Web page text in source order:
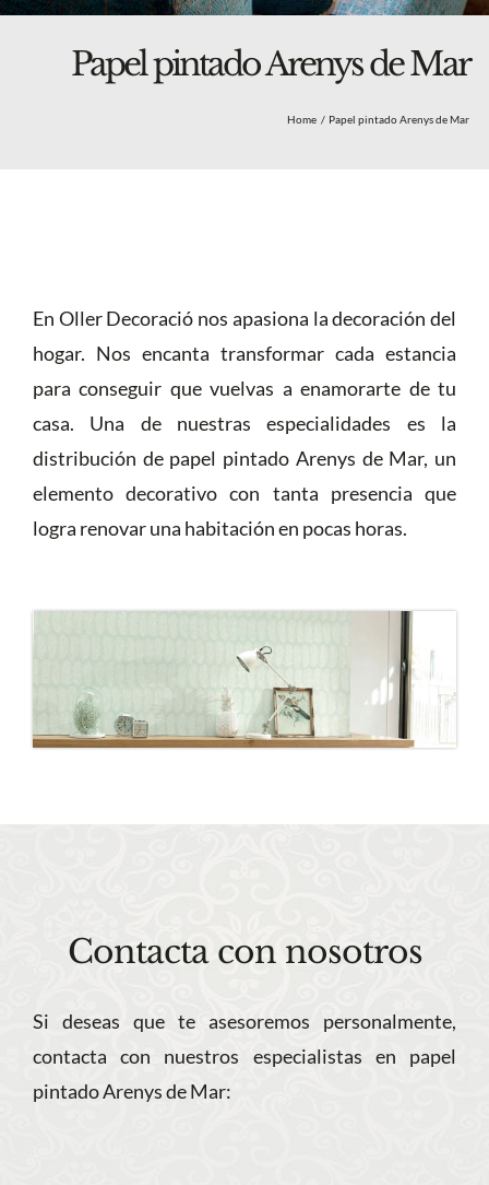
NosotrosPapel pintado Arenys de Mar
Home Papel pintado Arenys de Mar
En Oller Decoració nos apasiona la decoración del
hogar. Nos encanta transformar cada estancia
para conseguir que vuelvas a enamorarte de tu
casa. Una de nuestras especialidades es la
distribución de papel pintado Arenys de Mar, un
elemento decorativo con tanta presencia que
logra renovar una habitación en pocas horas.
Contacta con nosotros
Si deseas que te asesoremos personalmente,
contacta con nuestros especialistas en papel
pintado Arenys de Mar: